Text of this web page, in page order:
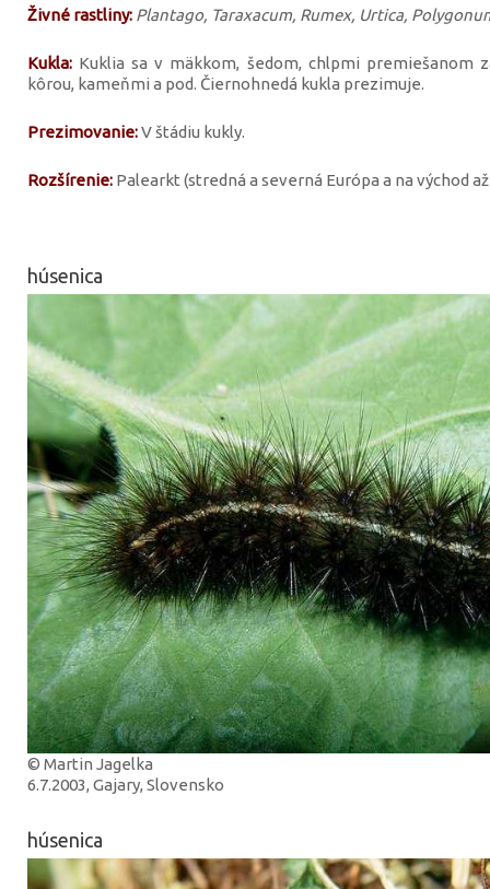
Živné rastliny: Plantago, Taraxacum, Rumex, Urtica,
Kukla: Kuklia sa v mäkkom, šedom, chlpmi premiešanom
kôrou, kameňmi a pod. Čiernohnedá kukla prezimuje.
Prezimovanie:V štádiu kukly.
Rozšírenie: Palearkt (stredná a severná Európa a na východ
húsenica
© Martin Jagelka
6.7.2003, Gajary, Slovensko
húsenica